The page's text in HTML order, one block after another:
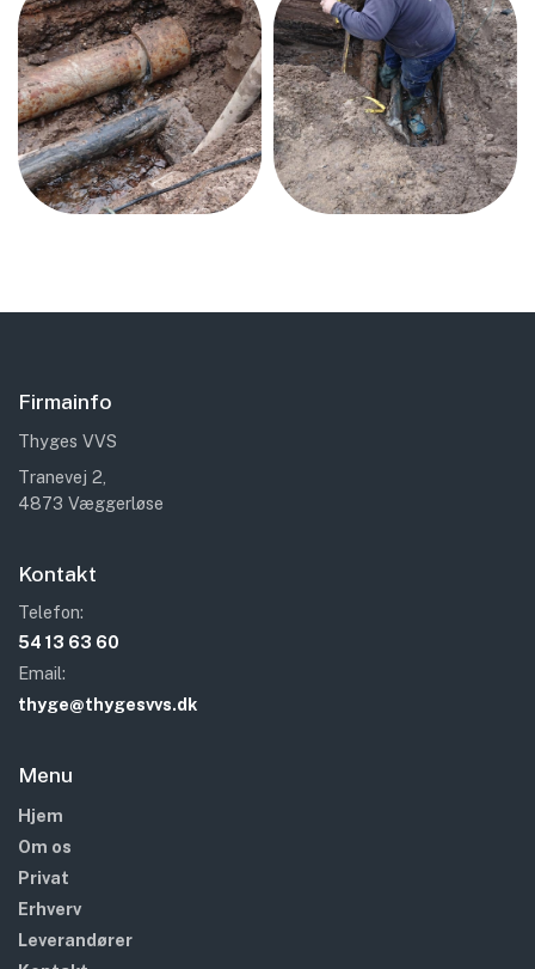
Firmainfo
Thyges VVS
Tranevej 2,
4873 Væggerløse
Kontakt
Telefon:
54 13 63 60
Email:
thyge@thygesvvs.dk
Menu
Hjem
Om os
Privat
Erhverv
Leverandører